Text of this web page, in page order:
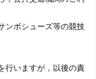
ンボシューズ等の競技
行いますが，以後の責